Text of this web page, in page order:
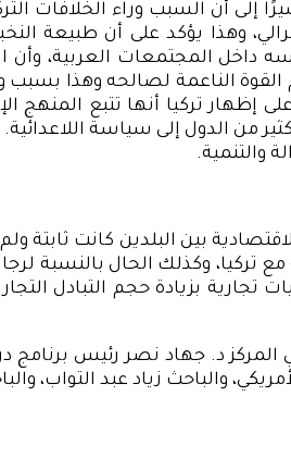
إلى أن السبب وراء الخلافات
وهذا يؤكد على أن طبيعة
داخل المجتمعات العربية،
الناعمة لصالحه وهذا بسبب
تركيا أنها تتبع المنهج
كثير من الدول إلى سياسة
والتنمية.
بين البلدين كانت ثابتة
وكذلك الحال بالنسبة
د. جهاد نصر رئيس
والباحث زياد عبد التواب،